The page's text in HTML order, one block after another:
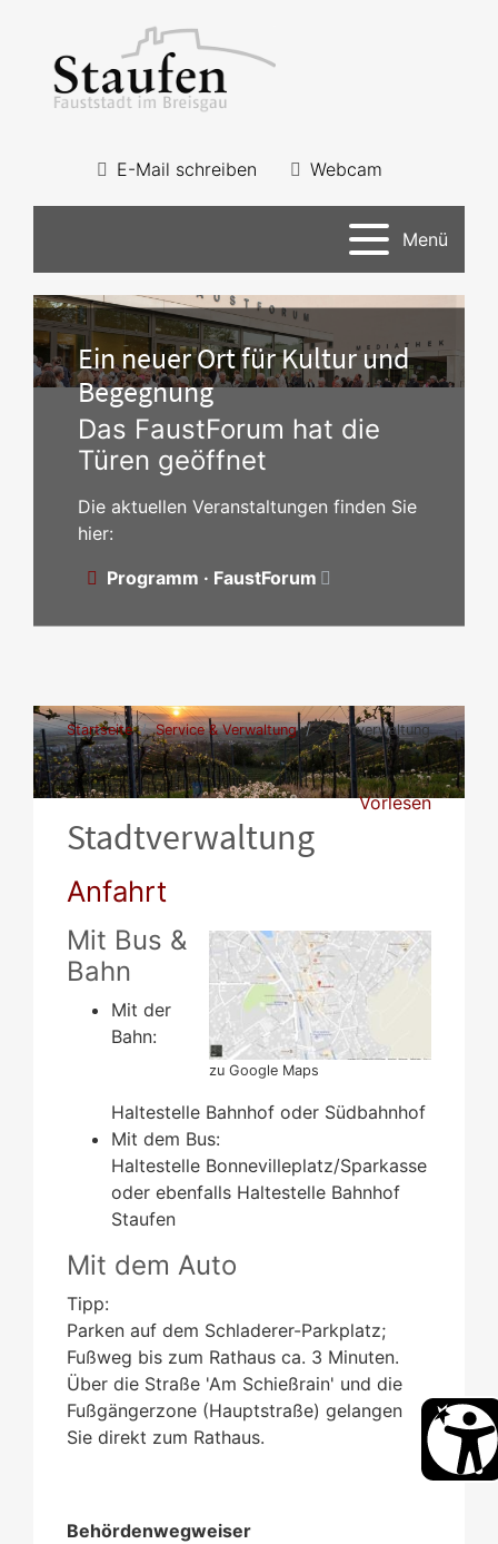
E-Mail schreiben Webcam
Menü
Ein neuer Ort für Kultur und
Begegnung
Das FaustForum hat die
Türen geöffnet
Die aktuellen Veranstaltungen finden Sie
hier:
Programm · FaustForum
Startseite Service & Verwaltung Stadtverwaltung
Vorlesen
Stadtverwaltung
Anfahrt
zu Google Maps
Mit Bus &
Bahn
Mit der
Bahn:
Haltestelle Bahnhof oder Südbahnhof
Mit dem Bus:
Haltestelle Bonnevilleplatz/Sparkasse
oder ebenfalls Haltestelle Bahnhof
Staufen
Mit dem Auto
Tipp:
Parken auf dem Schladerer-Parkplatz;
Fußweg bis zum Rathaus ca. 3 Minuten.
Über die Straße 'Am Schießrain' und die
Fußgängerzone (Hauptstraße) gelangen
Sie direkt zum Rathaus.
Behördenwegweiser